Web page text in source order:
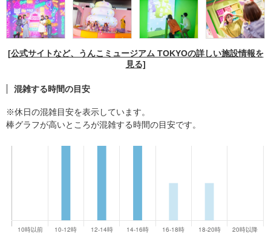
[公式サイトなど、うんこミュージアム TOKYOの詳しい施設情報を
見る]
混雑する時間の目安
※休日の混雑目安を表示しています。
棒グラフが高いところが混雑する時間の目安です。